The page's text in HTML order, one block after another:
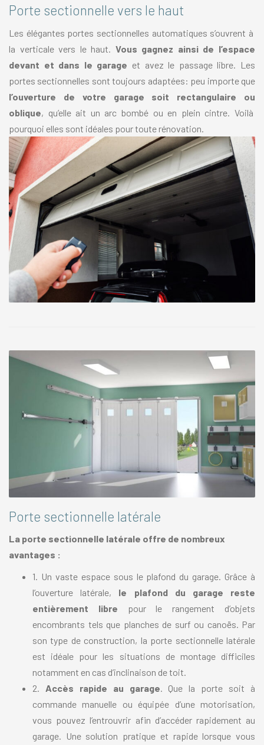
Porte sectionnelle vers le haut
Les élégantes portes sectionnelles automatiques s’ouvrent à
la verticale vers le haut. Vous gagnez ainsi de l’espace
devant et dans le garage et avez le passage libre. Les
portes sectionnelles sont toujours adaptées: peu importe que
l’ouverture de votre garage soit rectangulaire ou
oblique, qu’elle ait un arc bombé ou en plein cintre. Voilà
pourquoi elles sont idéales pour toute rénovation.
Porte sectionnelle latérale
La porte sectionnelle latérale offre de nombreux
avantages :
1. Un vaste espace sous le plafond du garage. Grâce à
l’ouverture latérale, le plafond du garage reste
entièrement libre pour le rangement d’objets
encombrants tels que planches de surf ou canoës. Par
son type de construction, la porte sectionnelle latérale
est idéale pour les situations de montage difficiles
notamment en cas d’inclinaison de toit.
2. Accès rapide au garage. Que la porte soit à
commande manuelle ou équipée d’une motorisation,
vous pouvez l’entrouvrir afin d’accéder rapidement au
garage. Une solution pratique et rapide lorsque vous